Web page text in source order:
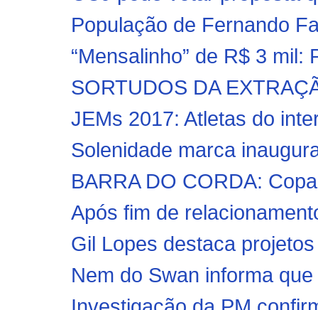
População de Fernando
“Mensalinho” de R$ 3
SORTUDOS DA
JEMs 2017: Atletas do
Solenidade marca
BARRA DO CORDA:
Após fim de
Gil Lopes destaca
Nem do Swan informa